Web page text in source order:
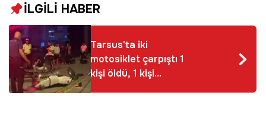
İLGİLİ HABER
Tarsus'ta iki
motosiklet çarpıştı 1
kişi öldü, 1 kişi